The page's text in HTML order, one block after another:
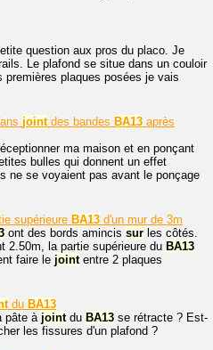
question aux pros du placo. Je
Le plafond se situe dans un couloir
premières plaques posées je vais
jointdes bandes BA13 après
ma maison et en ponçant
bulles qui donnent un effet
ne se voyaient pas avant le ponçage
supérieure BA13 d'un mur de 3m
ont des bords amincis sur les côtés.
2.50m, la partie supérieure du BA13
faire le jointentre 2 plaques
du BA13
pâte à jointdu BA13 se rétracte ? Est-
les fissures d'un plafond ?